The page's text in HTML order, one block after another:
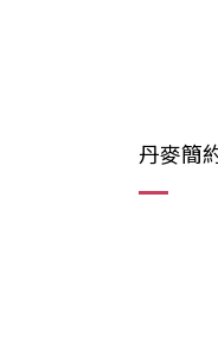
丹麥簡